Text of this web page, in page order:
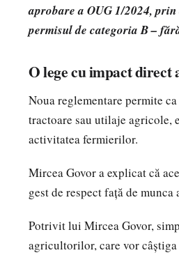
aprobare a OUG 1/2024,
permisul de categoria B –
O lege cu impact direct
Noua reglementare permite
tractoare sau utilaje agricole,
activitatea fermierilor.
Mircea Govor a explicat că
gest de respect față de
Potrivit lui Mircea Govor,
agricultorilor, care vor